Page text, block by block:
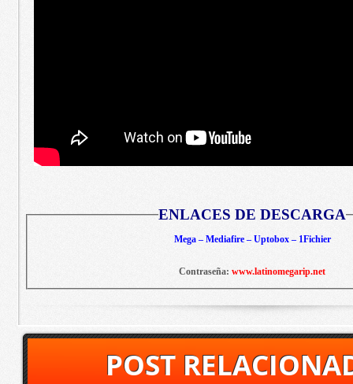
ENLACES DE DESCARGA
Mega – Mediafire – Uptobox – 1Fichier
Contraseña: www.latinomegarip.net
POST